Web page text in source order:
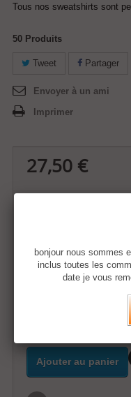
Tous nos sweatshirts sont
50 Produits
Tweet Partager
Envoyer à un ami
Imprimer
27,50 €
Taille
Ajouter au panier
bonjour nous sommes
inclus toutes les
date je vous